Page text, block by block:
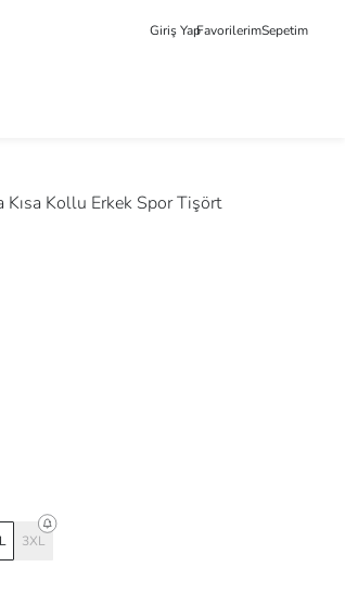
Giriş YapFavorilerimSepetim
Kısa Kollu Erkek Spor Tişört
3XL